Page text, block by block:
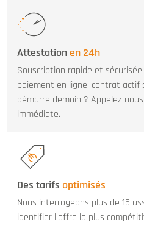
Attestation en 24h
Souscription rapide et
paiement en ligne, contrat actif
démarre demain ? Appelez-
immédiate.
Des tarifs optimisés
Nous interrogeons plus de 15
identifier l’offre la plus